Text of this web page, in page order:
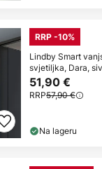
RRP -10%
Lindby Smart
svjetiljka, Dara,
RGB, Tuya
51,90 €
RRP57,90 €
Na lageru